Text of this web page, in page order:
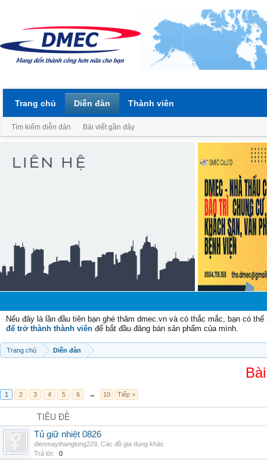
Nếu đây là lần đầu tiên bạn ghé thăm dmec.vn và có thắc mắc, bạn có
để trở thành thành viên để bắt đầu đăng bán sản phẩm của mình.
Trang chủ Diễn đàn
1 2 3 4 5 6 → 10 Tiếp >
TIÊU ĐỀ
Tủ giữ nhiệt 0826
dienmaythanglong229 Các đồ gia dụng khác
Trả lời:
0
Trang chủ Diễn đàn
Tìm kiếm diễn đàn Bài viết gần đây
Thành viên